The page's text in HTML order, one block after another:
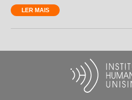
LER MAIS